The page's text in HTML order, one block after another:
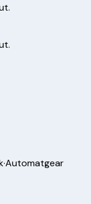
·Automatgear